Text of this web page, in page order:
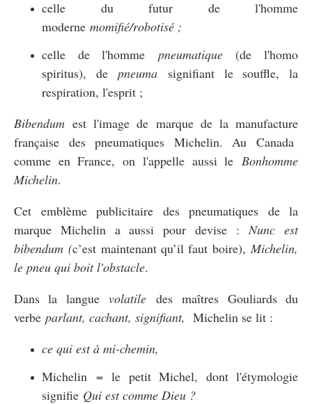
celle du futur de l'homme
moderne momifié/robotisé ;
celle de l'homme pneumatique(de l'homo
spiritus), depneuma signifiant le souffle, la
respiration, l'esprit ;
Bibendumest l'image de marque de la manufacture
française des pneumatiques Michelin. Au Canada
comme en France, on l'appelle aussi le Bonhomme
Michelin.
Cet emblème publicitaire des pneumatiques de la
marque Michelin a aussi pour devise : Nunc est
bibendum (c’est maintenant qu’il faut boire), Michelin,
le pneu qui boit l'obstacle.
Dans la languevolatile des maîtres Gouliards du
verbe parlant, cachant, signifiant, Michelin se lit :
ce qui est à mi-chemin,
Michelin = le petit Michel, dont l'étymologie
signifie Qui est comme Dieu ?